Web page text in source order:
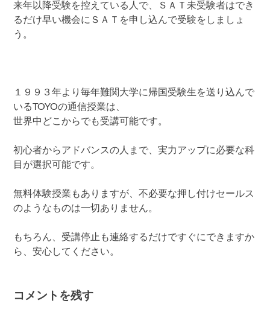
来年以降受験を控えている人で、ＳＡＴ未受験者はでき
るだけ早い機会にＳＡＴを申し込んで受験をしましょ
う。
１９９３年より毎年難関大学に帰国受験生を送り込んで
いるTOYOの通信授業は、
世界中どこからでも受講可能です。
初心者からアドバンスの人まで、実力アップに必要な科
目が選択可能です。
無料体験授業もありますが、不必要な押し付けセールス
のようなものは一切ありません。
もちろん、受講停止も連絡するだけですぐにできますか
ら、安心してください。
コメントを残す